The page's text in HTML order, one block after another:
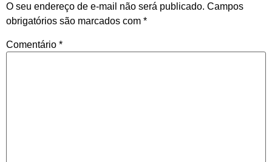
O seu endereço de e-mail não será publicado. Campos
obrigatórios são marcados com *
Comentário *